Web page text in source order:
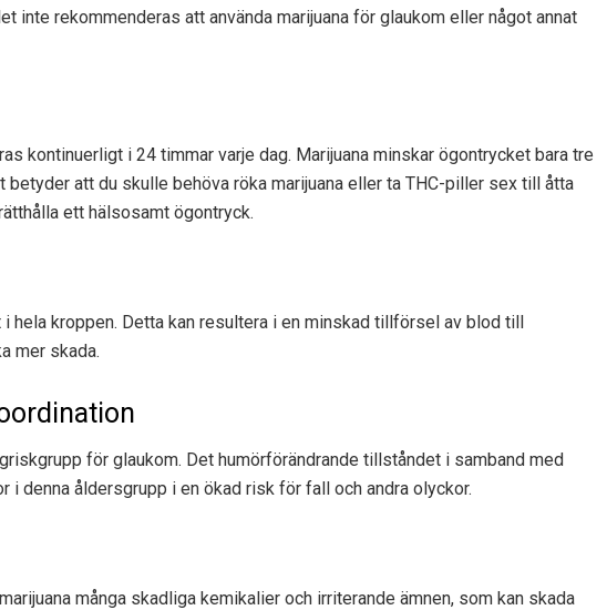
inte rekommenderas att använda marijuana för glaukom eller något annat
kontinuerligt i 24 timmar varje dag. Marijuana minskar ögontrycket bara tre
betyder att du skulle behöva röka marijuana eller ta THC-piller sex till åtta
ett hälsosamt ögontryck.
hela kroppen. Detta kan resultera i en minskad tillförsel av blod till
mer skada.
för glaukom. Det humörförändrande tillståndet i samband med
i denna åldersgrupp i en ökad risk för fall och andra olyckor.
många skadliga kemikalier och irriterande ämnen, som kan skada